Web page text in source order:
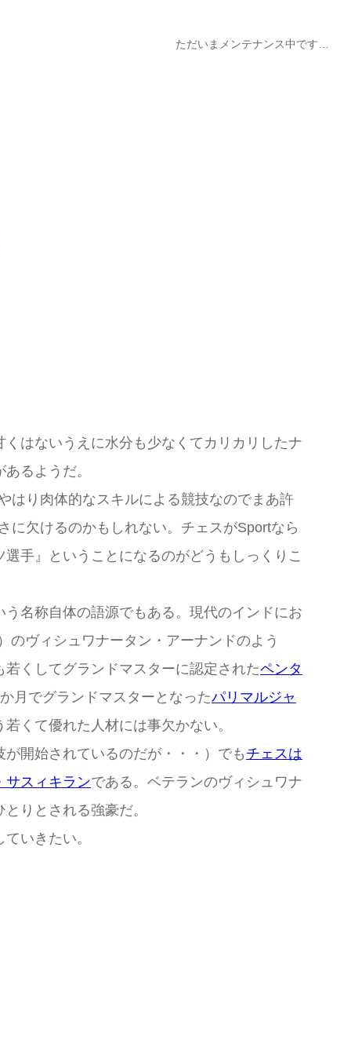
ただいまメンテナンス中です…
はないうえに水分も少なくてカリカリしたナ
るようだ。
はり肉体的なスキルによる競技なのでまあ許
に欠けるのかもしれない。チェスがSportなら
手』ということになるのがどうもしっくりこ
名称自体の語源でもある。現代のインドにお
のヴィシュワナータン・アーナンドのよう
くしてグランドマスターに認定されたペンタ
月でグランドマスターとなったパリマルジャ
くて優れた人材には事欠かない。
が開始されているのだが・・・）でも チェスは
サスィキランである。ベテランのヴィシュワナ
りとされる強豪だ。
いきたい。